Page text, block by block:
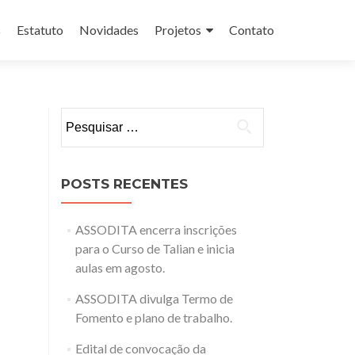
Estatuto Novidades Projetos Contato
por:
POSTS RECENTES
ASSODITA encerra inscrições
para o Curso de Talian e inicia
aulas em agosto.
ASSODITA divulga Termo de
Fomento e plano de trabalho.
Edital de convocação da